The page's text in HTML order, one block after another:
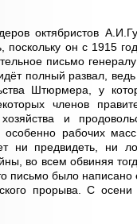
октябристов
он с 1915
письмо
полный развал,
Штюрмера, у
членов
и
рабочих
ни предвидеть, ни
во всем обвиняя
было написано
прорыва. С